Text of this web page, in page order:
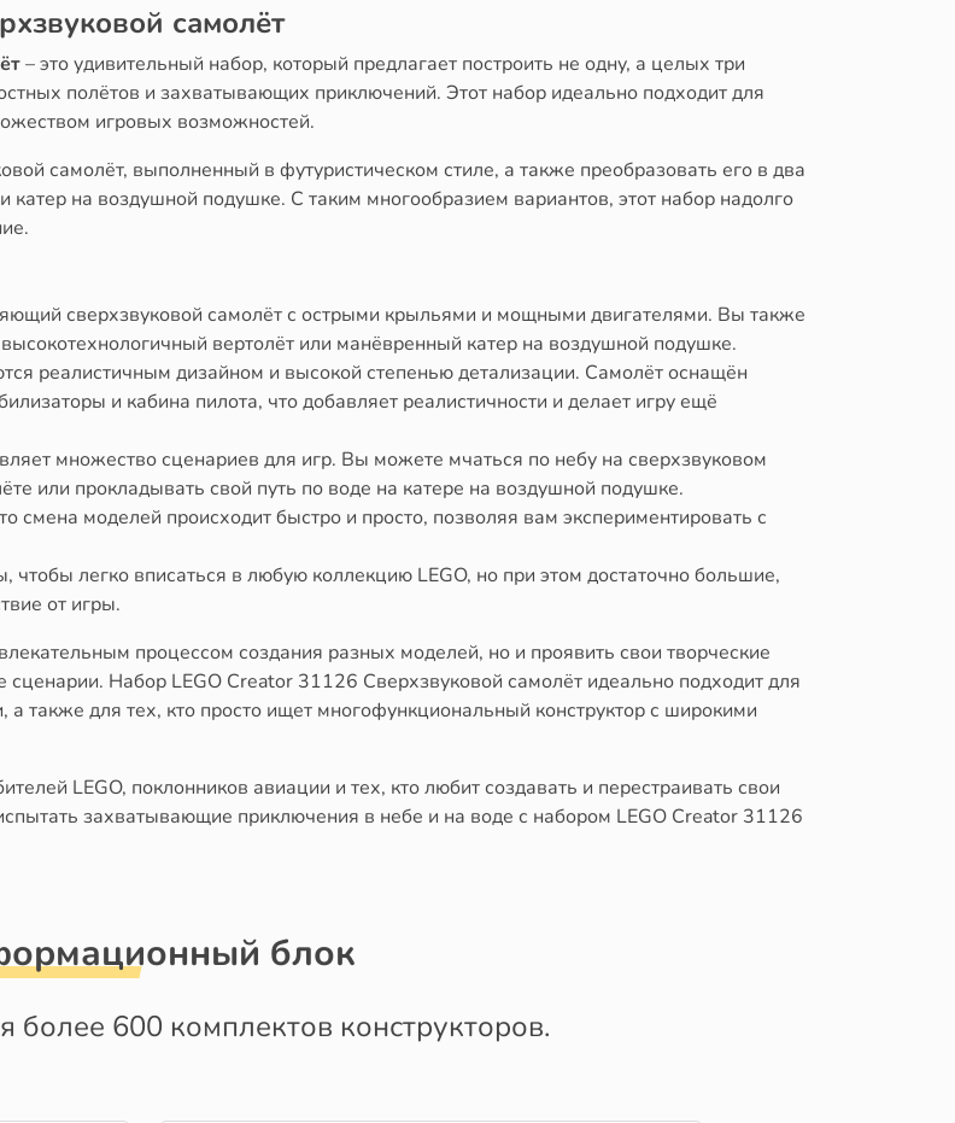
самолёт
– это удивительный набор, который предлагает построить не одну, а целых три
полётов и захватывающих приключений. Этот набор идеально подходит для
игровых возможностей.
самолёт, выполненный в футуристическом стиле, а также преобразовать его в два
катер на воздушной подушке. С таким многообразием вариантов, этот набор надолго
сверхзвуковой самолёт с острыми крыльями и мощными двигателями. Вы также
вертолёт или манёвренный катер на воздушной подушке.
реалистичным дизайном и высокой степенью детализации. Самолёт оснащён
и кабина пилота, что добавляет реалистичности и делает игру ещё
множество сценариев для игр. Вы можете мчаться по небу на сверхзвуковом
или прокладывать свой путь по воде на катере на воздушной подушке.
смена моделей происходит быстро и просто, позволяя вам экспериментировать с
чтобы легко вписаться в любую коллекцию LEGO, но при этом достаточно большие,
от игры.
процессом создания разных моделей, но и проявить свои творческие
Набор LEGO Creator 31126 Сверхзвуковой самолёт идеально подходит для
также для тех, кто просто ищет многофункциональный конструктор с широкими
LEGO, поклонников авиации и тех, кто любит создавать и перестраивать свои
захватывающие приключения в небе и на воде с набором LEGO Creator 31126
блок
более 600 комплектов конструкторов.